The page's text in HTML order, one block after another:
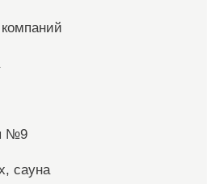
№9
сауна